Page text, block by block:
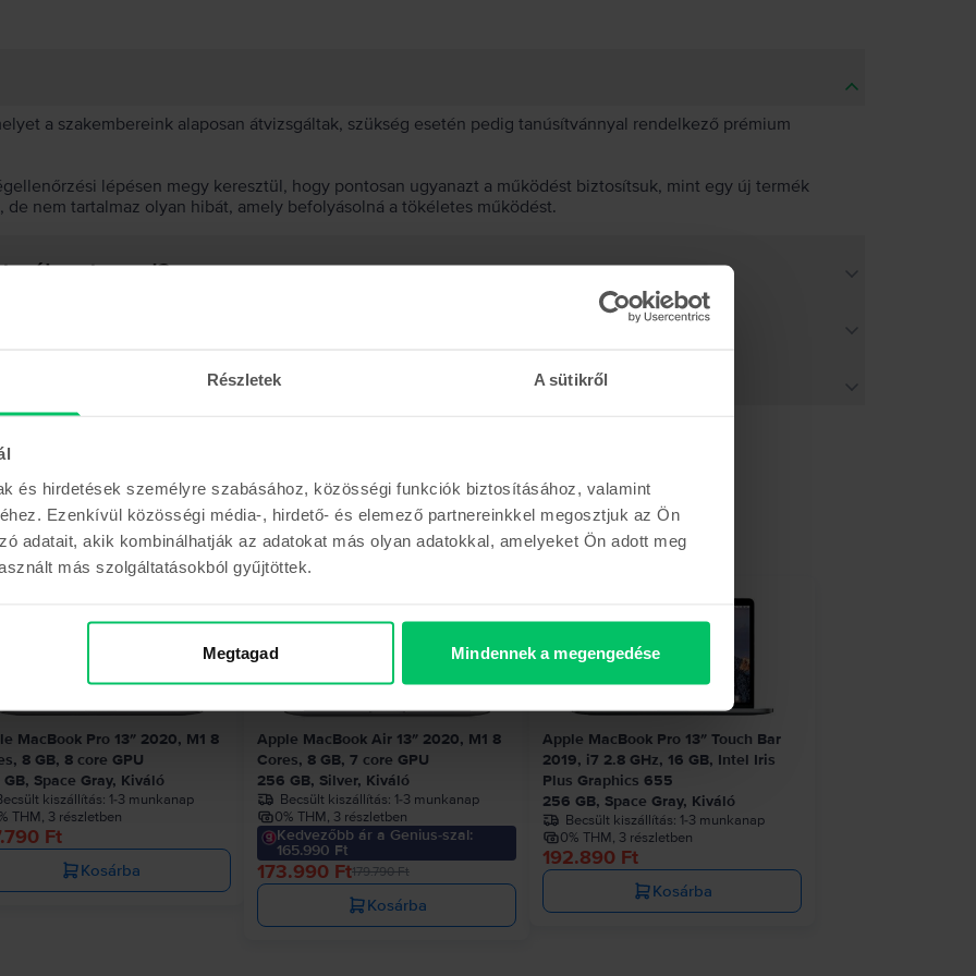
Részletek A sütikről
és hirdetések személyre szabásához, közösségi funkciók biztosításához, valamint
Ezenkívül közösségi média-, hirdető- és elemező partnereinkkel megosztjuk az Ön
adatait, akik kombinálhatják az adatokat más olyan adatokkal, amelyeket Ön adott meg
más szolgáltatásokból gyűjtöttek.
Megtagad Mindennek a megengedése
a szakembereink alaposan átvizsgáltak, szükség esetén pedig tanúsítvánnyal rendelkező prémium
lépésen megy keresztül, hogy pontosan ugyanazt a működést biztosítsuk, mint egy új termék
nem tartalmaz olyan hibát, amely befolyásolná a tökéletes működést.
választanod?
Hasonló termékek
MacBook Pro 13″ 2020, M1 8
8 GB, 8 core GPU
Space Gray, Kiváló
kiszállítás: 1-3 munkanap
THM, 3 részletben
Ft
Kosárba
Apple MacBook Air 13″ 2020, M1 8
Cores, 8 GB, 7 core GPU
256 GB, Silver, Kiváló
Becsült kiszállítás: 1-3 munkanap
0% THM, 3 részletben
Kedvezőbb ár a Genius-szal:
165.990 Ft
173.990 Ft179.790 Ft
Kosárba
Apple MacBook Pro 13″ Touch Bar
2019, i7 2.8 GHz, 16 GB, Intel Iris
Plus Graphics 655
256 GB, Space Gray, Kiváló
Becsült kiszállítás: 1-3 munkanap
0% THM, 3 részletben
192.890 Ft
Kosárba